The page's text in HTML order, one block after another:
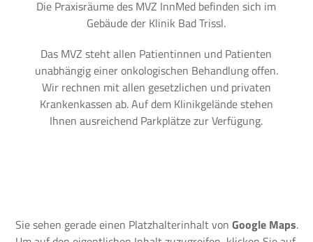
Die Praxisräume des MVZ InnMed befinden sich im
Gebäude der Klinik Bad Trissl.
Das MVZ steht allen Patientinnen und Patienten
unabhängig einer onkologischen Behandlung offen.
Wir rechnen mit allen gesetzlichen und privaten
Krankenkassen ab. Auf dem Klinikgelände stehen
Ihnen ausreichend Parkplätze zur Verfügung.
Sie sehen gerade einen Platzhalterinhalt vonGoogle Maps.